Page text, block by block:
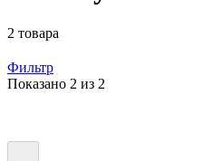
2 товара
Фильтр
Показано 2 из 2